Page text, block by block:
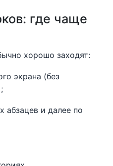
где чаще
хорошо заходят:
экрана (без
абзацев и далее по